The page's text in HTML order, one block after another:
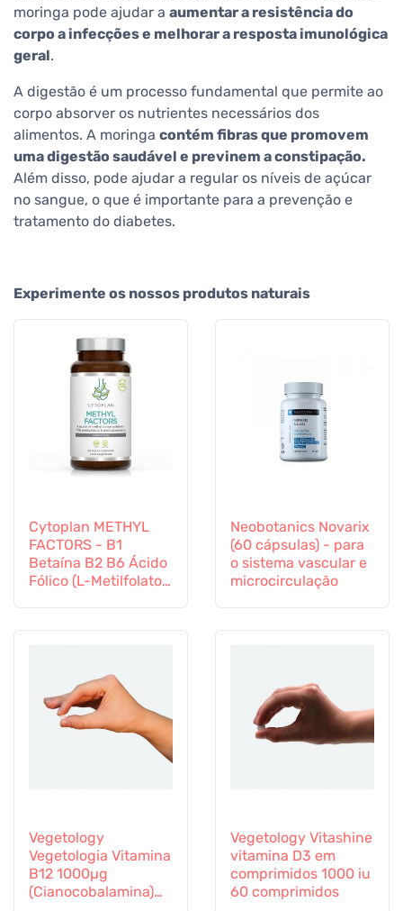
moringa pode ajudar a aumentar a resistência do
corpo a infecções e melhorar a resposta imunológica
geral.
A digestão é um processo fundamental que permite ao
corpo absorver os nutrientes necessários dos
alimentos. A moringa contém fibras que promovem
uma digestão saudável e previnem a constipação.
Além disso, pode ajudar a regular os níveis de açúcar
no sangue, o que é importante para a prevenção e
tratamento do diabetes.
Experimente os nossos produtos naturais
Cytoplan METHYL
FACTORS - B1
Betaína B2 B6 Ácido
Fólico (L-Metilfolato)
Neobotanics Novarix
(60 cápsulas) - para
o sistema vascular e
microcirculação
Vegetology
Vegetologia Vitamina
B12 1000µg
(Cianocobalamina)
Vegetology Vitashine
vitamina D3 em
comprimidos 1000 iu
60 comprimidos